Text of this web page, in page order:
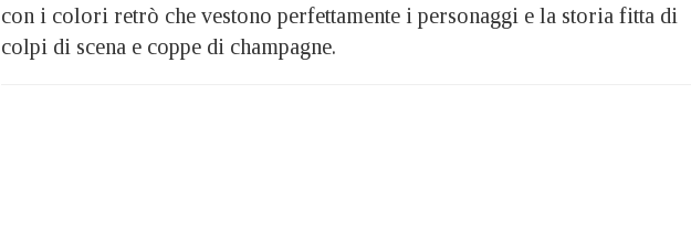
con i colori retrò che vestono perfettamente i personaggi e la storia fitta di
colpi di scena e coppe di champagne.